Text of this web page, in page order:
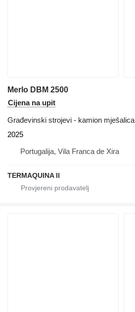
Merlo DBM 2500
Cijena na upit
Građevinski strojevi - kamion
2025
Portugalija, Vila Franca de Xira
TERMAQUINA ll